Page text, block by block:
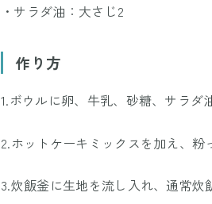
・サラダ油：大さじ2
作り方
1.ボウルに卵、牛乳、砂糖、サラダ
2.ホットケーキミックスを加え、粉
3.炊飯釜に生地を流し入れ、通常炊